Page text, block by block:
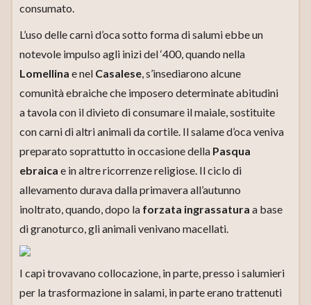
consumato.
L’uso delle carni d’oca sotto forma di salumi ebbe un
notevole impulso agli inizi del ‘400, quando nella
Lomellina e nel Casalese , s’insediarono alcune
comunità ebraiche che imposero determinate abitudini
a tavola con il divieto di consumare il maiale, sostituite
con carni di altri animali da cortile. Il salame d’oca veniva
preparato soprattutto in occasione della Pasqua
ebraica e in altre ricorrenze religiose. Il ciclo di
allevamento durava dalla primavera all’autunno
inoltrato, quando, dopo la forzata ingrassatura a base
di granoturco, gli animali venivano macellati.
I capi trovavano collocazione, in parte, presso i salumieri
per la trasformazione in salami, in parte erano trattenuti